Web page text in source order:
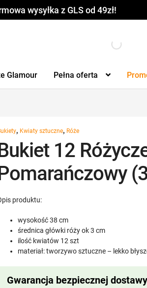
wysyłka z GLS od 49zł!
Glamour Pełna oferta
, Kwiaty sztuczne, Róże
12
produktu:
wysokość 38 cm
średnica główki róży ok 3 cm
ilość kwiatów 12 szt
materiał: tworzywo sztuczne – lekko
Gwarancja bezpiecznej